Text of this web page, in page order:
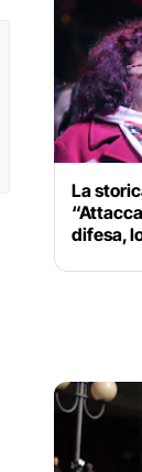
La
difesa,